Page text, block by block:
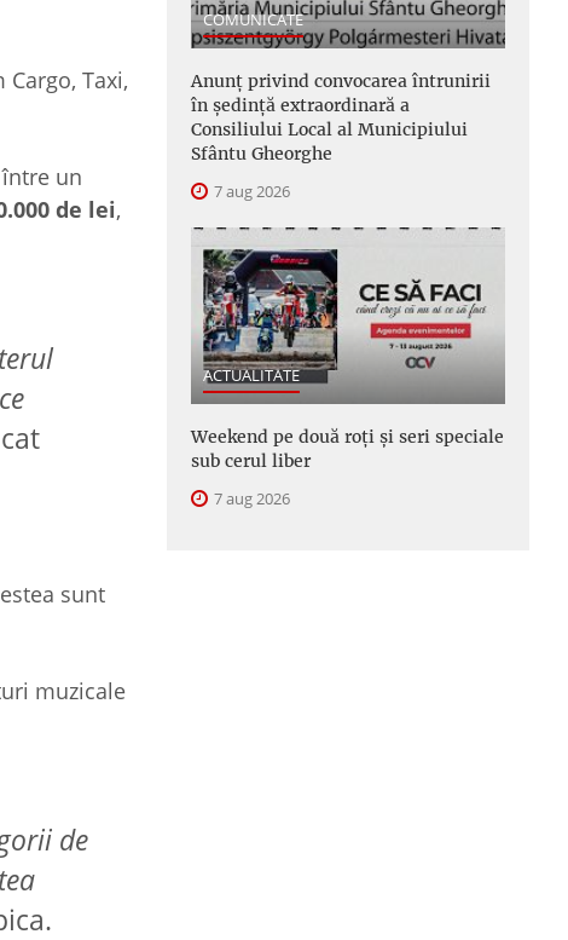
Taxi,
un
de lei,
sunt
muzicale
de
COMUNICATE
Anunţ privind convocarea întrunirii
în şedinţă extraordinară a
Consiliului Local al Municipiului
Sfântu Gheorghe
7 aug 2026
ACTUALITATE
Weekend pe două roți și seri speciale
sub cerul liber
7 aug 2026